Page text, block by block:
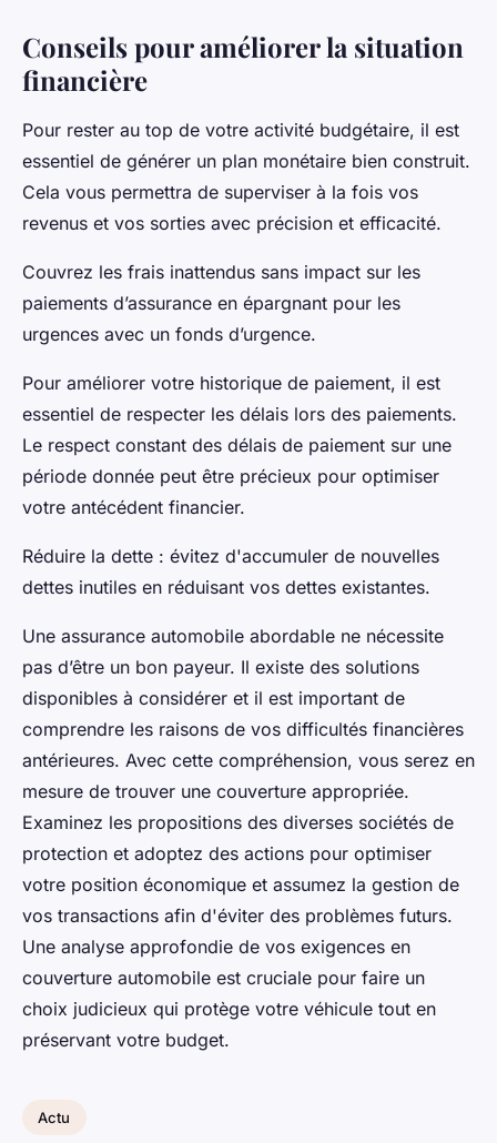
Conseils pour améliorer la situation
financière
Pour rester au top de votre activité budgétaire, il est
essentiel de générer un plan monétaire bien construit.
Cela vous permettra de superviser à la fois vos
revenus et vos sorties avec précision et efficacité.
Couvrez les frais inattendus sans impact sur les
paiements d’assurance en épargnant pour les
urgences avec un fonds d’urgence.
Pour améliorer votre historique de paiement, il est
essentiel de respecter les délais lors des paiements.
Le respect constant des délais de paiement sur une
période donnée peut être précieux pour optimiser
votre antécédent financier.
Réduire la dette : évitez d'accumuler de nouvelles
dettes inutiles en réduisant vos dettes existantes.
Une assurance automobile abordable ne nécessite
pas d’être un bon payeur. Il existe des solutions
disponibles à considérer et il est important de
comprendre les raisons de vos difficultés financières
antérieures. Avec cette compréhension, vous serez en
mesure de trouver une couverture appropriée.
Examinez les propositions des diverses sociétés de
protection et adoptez des actions pour optimiser
votre position économique et assumez la gestion de
vos transactions afin d'éviter des problèmes futurs.
Une analyse approfondie de vos exigences en
couverture automobile est cruciale pour faire un
choix judicieux qui protège votre véhicule tout en
préservant votre budget.
Actu